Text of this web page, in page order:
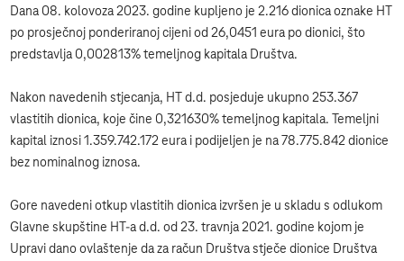
Dana 08. kolovoza 2023. godine kupljeno je 2.216 dionica oznake HT
po prosječnoj ponderiranoj cijeni od 26,0451 eura po dionici, što
predstavlja 0,002813% temeljnog kapitala Društva.
Nakon navedenih stjecanja, HT d.d. posjeduje ukupno 253.367
vlastitih dionica, koje čine 0,321630% temeljnog kapitala. Temeljni
kapital iznosi 1.359.742.172 eura i podijeljen je na 78.775.842 dionice
bez nominalnog iznosa.
Gore navedeni otkup vlastitih dionica izvršen je u skladu s odlukom
Glavne skupštine HT-a d.d. od 23. travnja 2021. godine kojom je
Upravi dano ovlaštenje da za račun Društva stječe dionice Društva